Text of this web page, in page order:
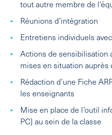
tout autre membre de
Réunions d’intégration
Entretiens individuels
Actions de sensibilisation
mises en situation auprès
Rédaction d’une Fiche
les enseignants
Mise en place de l’outil
PC] au sein de la classe